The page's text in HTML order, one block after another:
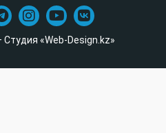
«Web-Design.kz»